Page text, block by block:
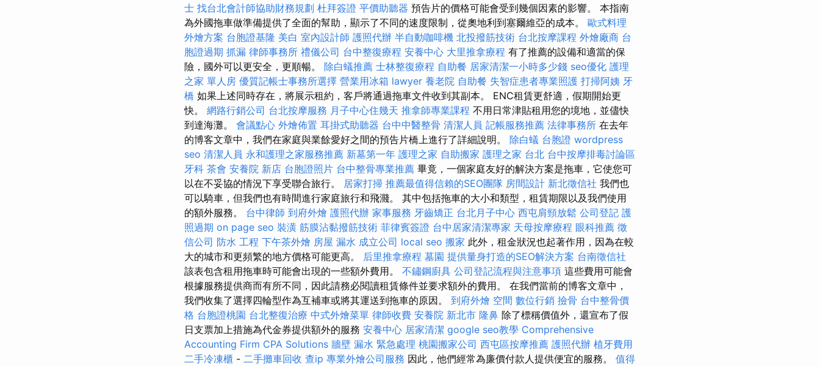
士 找台北會計師協助財務規劃 杜拜簽證 平價助聽器 預告片的價格可能會受到幾個因素的影響。 本指南
為外國拖車做準備提供了全面的幫助，顯示了不同的速度限制，從奧地利到塞爾維亞的成本。 歐式料理
外燴方案 台胞證基隆 美白 室內設計師 護照代辦 半自動咖啡機 北投撥筋技術 台北按摩課程 外燴廠商 台
胞證過期 抓漏 律師事務所 禮儀公司 台中整復療程 安養中心 大里推拿療程 有了推薦的設備和適當的保
險，國外可以更安全，更順暢。 除白蟻推薦 士林整復療程 自助餐 居家清潔一小時多少錢 seo優化 護理
之家 單人房 優質記帳士事務所選擇 營業用冰箱 lawyer 養老院 自助餐 失智症患者專業照護 打掃阿姨 牙
橋 如果上述同時存在，將展示租約，客戶將通過拖車文件收到其副本。 ENC租賃更舒適，假期開始更
快。 網路行銷公司 台北按摩服務 月子中心住幾天 推拿師專業課程 不用日常津貼租用您的境地，並儘快
到達海灘。 會議點心 外燴佈置 耳掛式助聽器 台中中醫整骨 清潔人員 記帳服務推薦 法律事務所 在去年
的博客文章中，我們在家庭與業餘愛好之間的預告片橋上進行了詳細說明。 除白蟻 台胞證 wordpress
seo 清潔人員 永和護理之家服務推薦 新墓第一年 護理之家 自助搬家 護理之家 台北 台中按摩排毒討論區
牙科 茶會 安養院 新店 台胞證照片 台中整骨專業推薦 畢竟，一個家庭友好的解決方案是拖車，它使您可
以在不妥協的情況下享受聯合旅行。 居家打掃 推薦最值得信賴的SEO團隊 房間設計 新北徵信社 我們也
可以騎車，但我們也有時間進行家庭旅行和飛濺。 其中包括拖車的大小和類型，租賃期限以及我們使用
的額外服務。 台中律師 到府外燴 護照代辦 家事服務 牙齒矯正 台北月子中心 西屯肩頸放鬆 公司登記 護
照過期 on page seo 裝潢 筋膜沾黏撥筋技術 菲律賓簽證 台中居家清潔專家 天母按摩療程 眼科推薦 徵
信公司 防水 工程 下午茶外燴 房屋 漏水 成立公司 local seo 搬家 此外，租金狀況也起著作用，因為在較
大的城市和更頻繁的地方價格可能更高。 后里推拿療程 墓園 提供量身打造的SEO解決方案 台南徵信社
該表包含租用拖車時可能會出現的一些額外費用。 不鏽鋼廚具 公司登記流程與注意事項 這些費用可能會
根據服務提供商而有所不同，因此請務必閱讀租賃條件並要求額外的費用。 在我們當前的博客文章中，
我們收集了選擇四輪型作為互補車或將其運送到拖車的原因。 到府外燴 空間 數位行銷 撿骨 台中整骨價
格 台胞證桃園 台北整復治療 中式外燴菜單 律師收費 安養院 新北市 隆鼻 除了標稱價值外，還宣布了假
日支票加上措施為代金券提供額外的服務 安養中心 居家清潔 google seo教學 Comprehensive
Accounting Firm CPA Solutions 牆壁 漏水 緊急處理 桃園搬家公司 西屯區按摩推薦 護照代辦 植牙費用
二手冷凍櫃 - 二手攤車回收 查ip 專業外燴公司服務 因此，他們經常為廉價付款人提供便宜的服務。 值得